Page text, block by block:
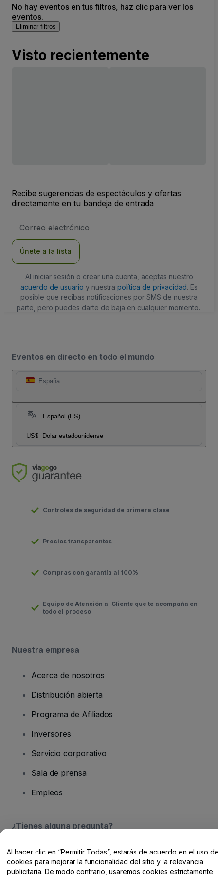
No hay eventos en tus filtros, haz clic para ver los
eventos.
Eliminar filtros
Visto recientemente
Recibe sugerencias de espectáculos y ofertas
directamente en tu bandeja de entrada
de
Únete a la lista
Al iniciar sesión o crear una cuenta, aceptas nuestro
acuerdo de usuario y nuestra política de privacidad. Es
posible que recibas notificaciones por SMS de nuestra
parte, pero puedes darte de baja en cualquier momento.
Eventos en directo en todo el mundo
España
Español (ES)
US$ Dolar estadounidense
Controles de seguridad de primera clase
Precios transparentes
Compras con garantía al 100%
Equipo de Atención al Cliente que te acompaña en
todo el proceso
Nuestra empresa
Acerca de nosotros
Distribución abierta
Programa de Afiliados
Inversores
Servicio corporativo
Sala de prensa
Empleos
¿Tienes alguna pregunta?
Centro de Ayuda / Contacto
Al hacer clic en “Permitir Todas”, estarás de acuerdo en el uso
cookies para mejorar la funcionalidad del sitio y la relevancia
publicitaria. De modo contrario, usaremos cookies estrictamente